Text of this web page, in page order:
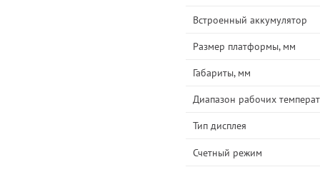
Встроенный аккумулятор
Размер платформы, мм
Габариты, мм
Диапазон рабочих
Тип дисплея
Счетный режим